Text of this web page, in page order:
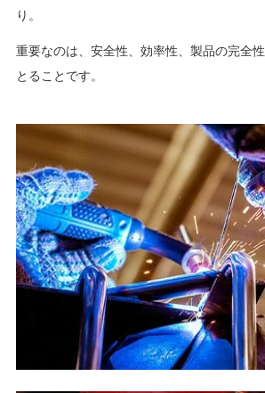
り。
重要なのは、安全性、効率性、製品の完全
とることです。